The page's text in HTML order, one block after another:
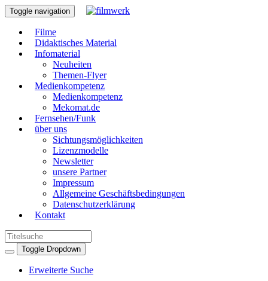
Toggle navigation
Filme
Didaktisches Material
Infomaterial
Neuheiten
Themen-Flyer
Medienkompetenz
Medienkompetenz
Mekomat.de
Fernsehen/Funk
über uns
Sichtungsmöglichkeiten
Lizenzmodelle
Newsletter
unsere Partner
Impressum
Allgemeine Geschäftsbedingungen
Datenschutzerklärung
Kontakt
Toggle Dropdown
Erweiterte Suche